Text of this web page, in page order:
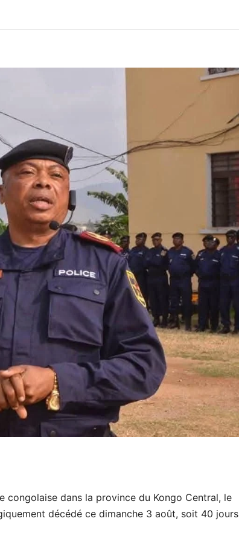
dans la province du Kongo Central, le
décédé ce dimanche 3 août, soit 40 jours